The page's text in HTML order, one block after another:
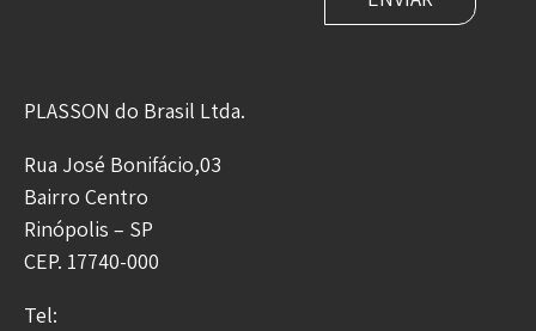
PLASSON do Brasil Ltda.
Rua José Bonifácio,03
Bairro Centro
Rinópolis – SP
CEP. 17740-000
Tel: